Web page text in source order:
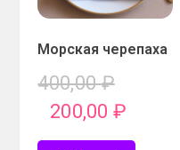
Морская черепаха
400,00₽
200,00₽